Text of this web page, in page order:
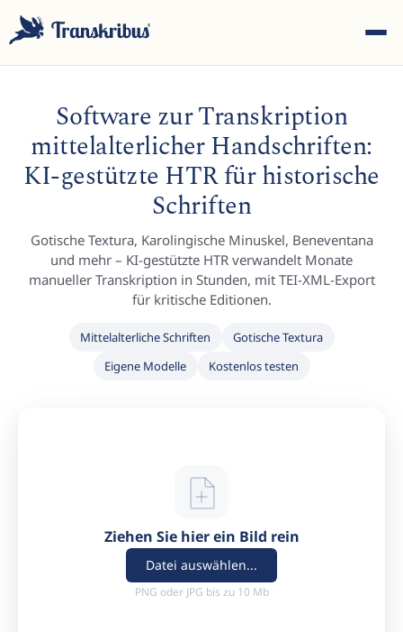
Tippen Sie, um in Modellen, Sites und Blog-Beiträgen zu
suchen...
Software zur Transkription
mittelalterlicher Handschriften:
KI-gestützte HTR für historische
Schriften
Gotische Textura, Karolingische Minuskel, Beneventana
und mehr – KI-gestützte HTR verwandelt Monate
manueller Transkription in Stunden, mit TEI-XML-Export
für kritische Editionen.
Mittelalterliche Schriften
Gotische Textura
Eigene Modelle
Kostenlos testen
Ziehen Sie hier ein Bild rein
Datei auswählen...
PNG oder JPG bis zu 10 Mb